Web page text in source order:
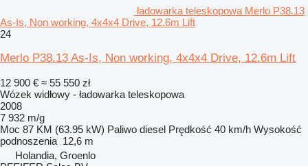
ładowarka teleskopowa Merlo P38.13
As-Is, Non working, 4x4x4 Drive, 12.6m Lift
24
Merlo P38.13 As-Is, Non working, 4x4x4 Drive, 12.6m Lift
12 900 € ≈ 55 550 zł
Wózek widłowy - ładowarka teleskopowa
2008
7 932 m/g
Moc 87 KM (63.95 kW) Paliwo diesel Prędkość 40 km/h Wysokość
podnoszenia 12,6 m
Holandia, Groenlo